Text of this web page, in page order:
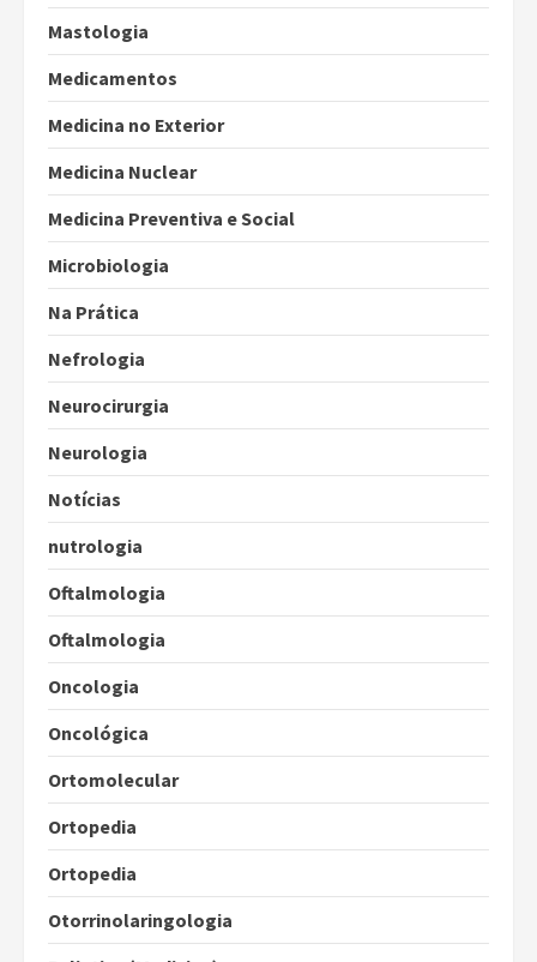
Mastologia
Medicamentos
Medicina no Exterior
Medicina Nuclear
Medicina Preventiva e Social
Microbiologia
Na Prática
Nefrologia
Neurocirurgia
Neurologia
Notícias
nutrologia
Oftalmologia
Oftalmologia
Oncologia
Oncológica
Ortomolecular
Ortopedia
Ortopedia
Otorrinolaringologia